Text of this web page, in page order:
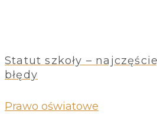
Statut szkoły –
błędy
Prawo oświatowe